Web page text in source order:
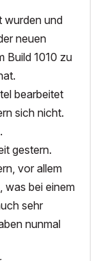
wurden und
neuen
Build 1010 zu
bearbeitet
sich nicht.
gestern.
vor allem
was bei einem
sehr
nunmal